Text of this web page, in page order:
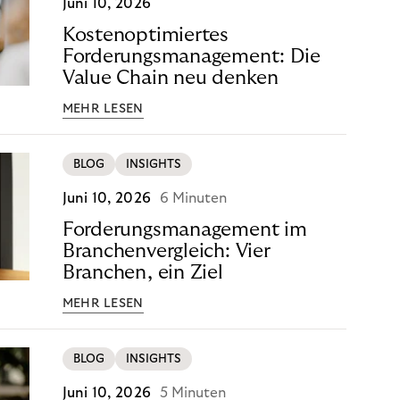
Juni 10, 2026
Kostenoptimiertes
Forderungsmanagement: Die
Value Chain neu denken
MEHR LESEN
BLOG INSIGHTS
Juni 10, 2026 6 Minuten
Forderungsmanagement im
Branchenvergleich: Vier
Branchen, ein Ziel
MEHR LESEN
BLOG INSIGHTS
Juni 10, 2026 5 Minuten